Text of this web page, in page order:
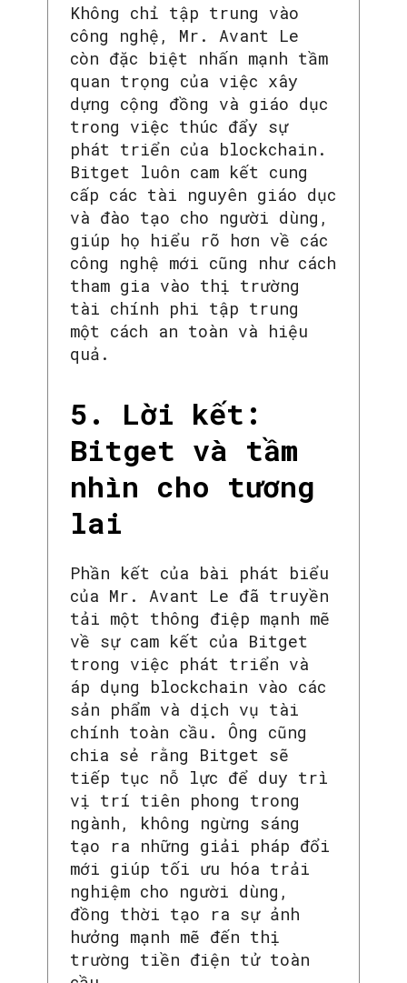
Không chỉ tập trung vào
công nghệ, Mr. Avant Le
còn đặc biệt nhấn mạnh tầm
quan trọng của việc xây
dựng cộng đồng và giáo dục
trong việc thúc đẩy sự
phát triển của blockchain.
Bitget luôn cam kết cung
cấp các tài nguyên giáo dục
và đào tạo cho người dùng,
giúp họ hiểu rõ hơn về các
công nghệ mới cũng như cách
tham gia vào thị trường
tài chính phi tập trung
một cách an toàn và hiệu
quả.
5. Lời kết:
Bitget và tầm
nhìn cho tương
lai
Phần kết của bài phát biểu
của Mr. Avant Le đã truyền
tải một thông điệp mạnh mẽ
về sự cam kết của Bitget
trong việc phát triển và
áp dụng blockchain vào các
sản phẩm và dịch vụ tài
chính toàn cầu. Ông cũng
chia sẻ rằng Bitget sẽ
tiếp tục nỗ lực để duy trì
vị trí tiên phong trong
ngành, không ngừng sáng
tạo ra những giải pháp đổi
mới giúp tối ưu hóa trải
nghiệm cho người dùng,
đồng thời tạo ra sự ảnh
hưởng mạnh mẽ đến thị
trường tiền điện tử toàn